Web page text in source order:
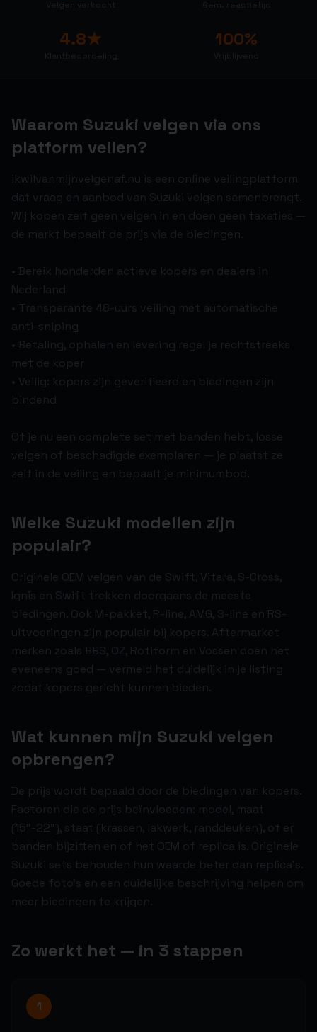
4.8★ 100%
Waarom Suzuki velgen via ons
platform veilen?
ikwilvanmijnvelgenaf.nu is een online veilingplatform
dat vraag en aanbod van Suzuki velgen samenbrengt.
Wij kopen zelf geen velgen in en doen geen taxaties —
de markt bepaalt de prijs via de biedingen.
• Bereik honderden actieve kopers en dealers in
Nederland
• Transparante 48-uurs veiling met automatische
anti-sniping
• Betaling, ophalen en levering regel je rechtstreeks
met de koper
• Veilig: kopers zijn geverifieerd en biedingen zijn
bindend
Of je nu een complete set met banden hebt, losse
velgen of beschadigde exemplaren — je plaatst ze
zelf in de veiling en bepaalt je minimumbod.
Welke Suzuki modellen zijn
populair?
Originele OEM velgen van de Swift, Vitara, S-Cross,
Ignis en Swift trekken doorgaans de meeste
biedingen. Ook M-pakket, R-line, AMG, S-line en RS-
uitvoeringen zijn populair bij kopers. Aftermarket
merken zoals BBS, OZ, Rotiform en Vossen doen het
eveneens goed — vermeld het duidelijk in je listing
zodat kopers gericht kunnen bieden.
Wat kunnen mijn Suzuki velgen
opbrengen?
De prijs wordt bepaald door de biedingen van kopers.
Factoren die de prijs beïnvloeden: model, maat
(15"-22"), staat (krassen, lakwerk, randdeuken), of er
banden bijzitten en of het OEM of replica is. Originele
Suzuki sets behouden hun waarde beter dan replica's.
Goede foto's en een duidelijke beschrijving helpen om
meer biedingen te krijgen.
Zo werkt het — in 3 stappen
1